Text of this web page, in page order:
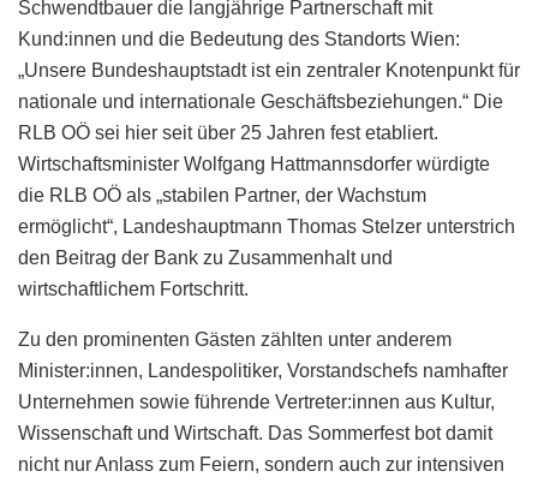
Schwendtbauer die langjährige Partnerschaft mit
Kund:innen und die Bedeutung des Standorts Wien:
„Unsere Bundeshauptstadt ist ein zentraler Knotenpunkt für
nationale und internationale Geschäftsbeziehungen.“ Die
RLB OÖ sei hier seit über 25 Jahren fest etabliert.
Wirtschaftsminister Wolfgang Hattmannsdorfer würdigte
die RLB OÖ als „stabilen Partner, der Wachstum
ermöglicht“, Landeshauptmann Thomas Stelzer unterstrich
den Beitrag der Bank zu Zusammenhalt und
wirtschaftlichem Fortschritt.
Zu den prominenten Gästen zählten unter anderem
Minister:innen, Landespolitiker, Vorstandschefs namhafter
Unternehmen sowie führende Vertreter:innen aus Kultur,
Wissenschaft und Wirtschaft. Das Sommerfest bot damit
nicht nur Anlass zum Feiern, sondern auch zur intensiven